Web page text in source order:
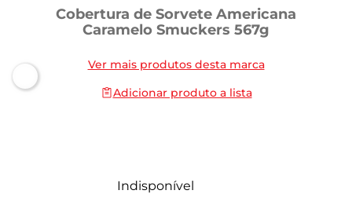
Cobertura de Sorvete Americana
Caramelo Smuckers 567g
Ver mais produtos desta marca
Adicionar produto a lista
Indisponível